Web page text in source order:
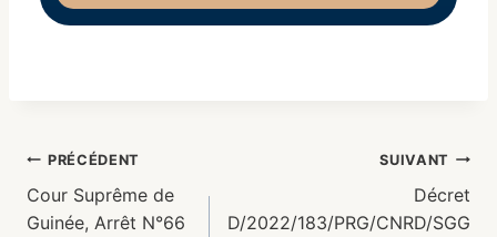
PRÉCÉDENT
Cour Suprême de
Guinée, Arrêt N°66
SUIVANT
Décret
D/2022/183/PRG/CNRD/SGG